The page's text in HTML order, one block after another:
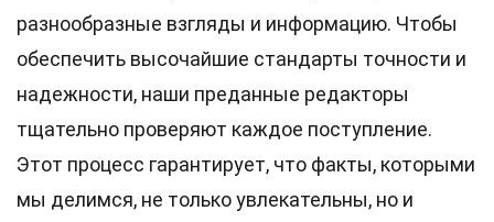
разнообразные взгляды и информацию. Чтобы
обеспечить высочайшие стандарты точности и
надежности, наши преданные редакторы
тщательно проверяют каждое поступление.
Этот процесс гарантирует, что факты, которыми
мы делимся, не только увлекательны, но и